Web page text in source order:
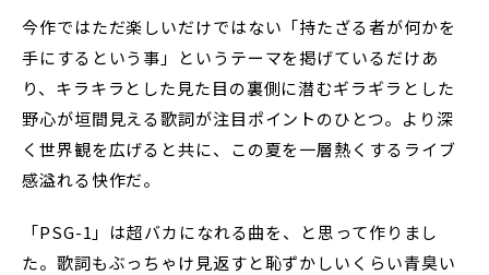
今作ではただ楽しいだけではない「持たざる者が何かを
手にするという事」というテーマを掲げているだけあ
り、キラキラとした見た目の裏側に潜むギラギラとした
野心が垣間見える歌詞が注目ポイントのひとつ。より深
く世界観を広げると共に、この夏を一層熱くするライブ
感溢れる快作だ。
「PSG-1」は超バカになれる曲を、と思って作りまし
た。歌詞もぶっちゃけ見返すと恥ずかしいくらい青臭い